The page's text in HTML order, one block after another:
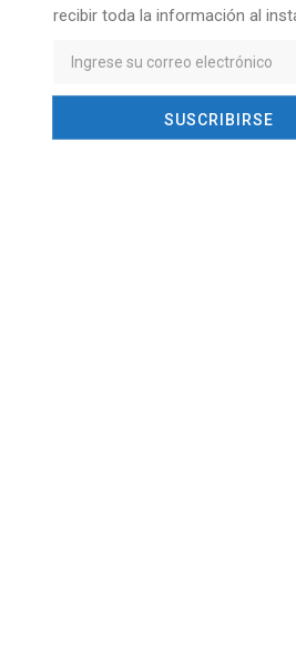
recibir toda la información al